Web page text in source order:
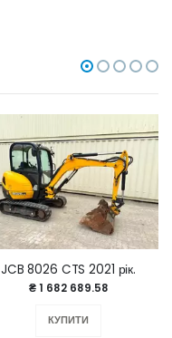
JCB 8026 CTS 2021 рік.
₴ 1 682 689.58
КУПИТИ